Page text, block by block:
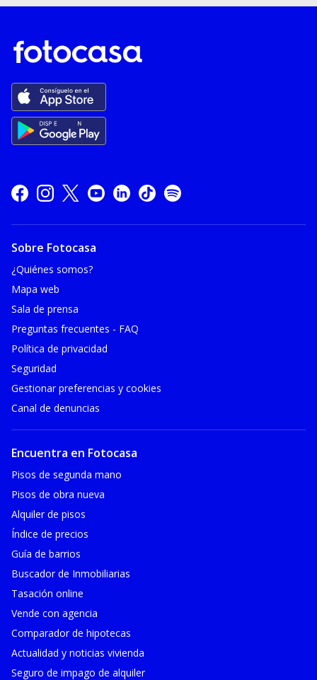
Sobre Fotocasa
¿Quiénes somos?
Mapa web
Sala de prensa
Preguntas frecuentes - FAQ
Política de privacidad
Seguridad
Gestionar preferencias y cookies
Canal de denuncias
Encuentra en Fotocasa
Pisos de segunda mano
Pisos de obra nueva
Alquiler de pisos
Índice de precios
Guía de barrios
Buscador de Inmobiliarias
Tasación online
Vende con agencia
Comparador de hipotecas
Actualidad y noticias vivienda
Seguro de impago de alquiler